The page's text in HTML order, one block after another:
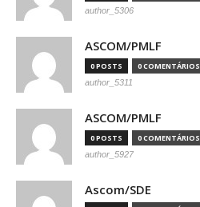
author_5306
ASCOM/PMLF
0 POSTS 0 COMENTÁRIOS
author_5311
ASCOM/PMLF
0 POSTS 0 COMENTÁRIOS
author_5927
Ascom/SDE